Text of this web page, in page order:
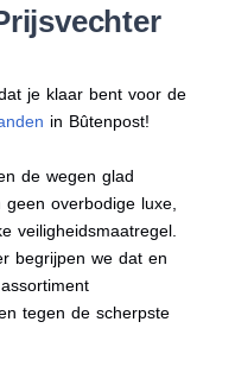
je klaar bent voor de
in Bûtenpost!
de wegen glad
overbodige luxe,
veiligheidsmaatregel.
begrijpen we dat en
tegen de scherpste